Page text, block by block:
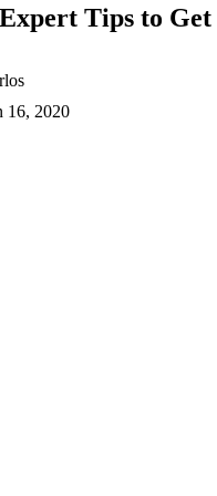
Tips to
16, 2020